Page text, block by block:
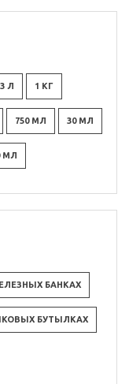
3 Л 1 КГ
750 МЛ 30 МЛ
МЛ
БАНКАХ
БУТЫЛКАХ